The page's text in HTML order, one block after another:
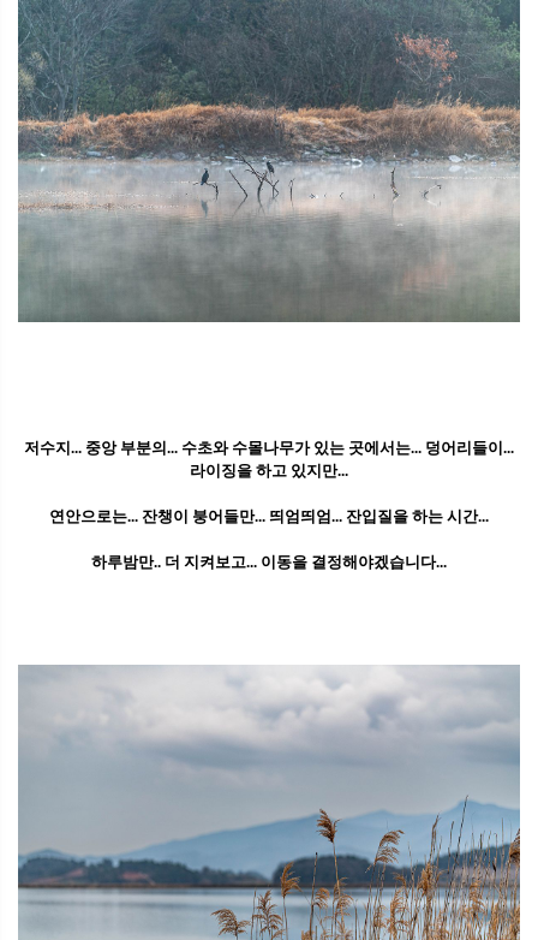
저수지... 중앙 부분의... 수초와 수몰나무가 있는 곳에서는... 덩어리들이...
라이징을 하고 있지만...
연안으로는... 잔챙이 붕어들만... 띄엄띄엄... 잔입질을 하는 시간...
하루밤만.. 더 지켜보고... 이동을 결정해야겠습니다...